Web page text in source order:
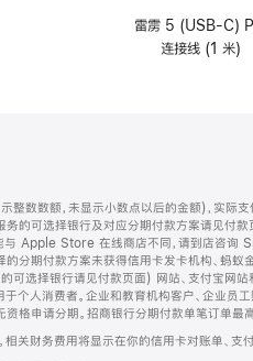
雷雳 5 (USB-C)
连接线 (1 米)
数数额，未显示小数点以后的金额)，实际
务的可选择银行及对应分期付款方案请见付
Apple Store 在线商店不同，请到店咨询
的分期付款方案未获得信用卡发卡机构、蚂
可选择银行请见付款页面) 网站、支付宝网
于个人消费者。企业和教育机构客户、企
资格申请分期。招商银行分期付款单笔订单
关财务费用将显示在你的信用卡对账单、支